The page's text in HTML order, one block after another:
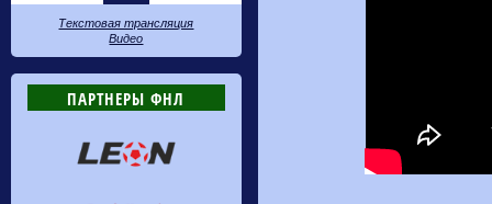
Текстовая трансляция
Видео
ПАРТНЕРЫ ФНЛ